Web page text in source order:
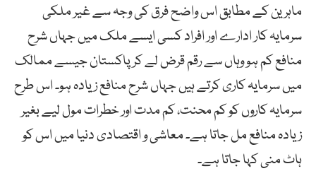
ماہرین کے مطابق اس واضح فرق کی وجہ سے غیر ملکی
سرمایہ کار ادارے اور افراد کسی ایسے ملک میں جہاں شرح
منافع کم ہو وہاں سے رقم قرض لے کر پاکستان جیسے ممالک
میں سرمایہ کاری کرتے ہیں جہاں شرح منافع زیادہ ہو۔ اس طرح
سرمایہ کاروں کو کم محنت، کم مدت اور خطرات مول لیے بغیر
زیادہ منافع مل جاتا ہے۔ معاشی و اقتصادی دنیا میں اس کو
ہاٹ منی کہا جاتا ہے۔